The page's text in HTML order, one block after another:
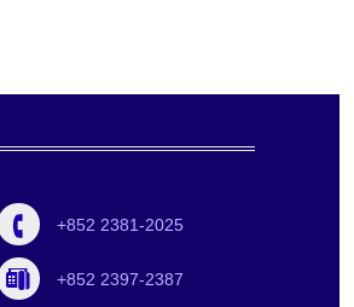
+852 2381-2025
+852 2397-2387